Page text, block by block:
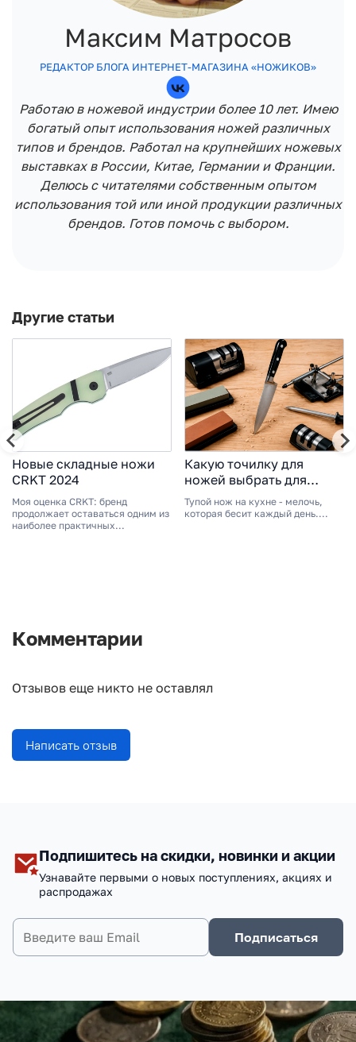
Максим Матросов
РЕДАКТОР БЛОГА ИНТЕРНЕТ-МАГАЗИНА «НОЖИКОВ»
Работаю в ножевой индустрии более 10 лет. Имею
богатый опыт использования ножей различных
типов и брендов. Работал на крупнейших ножевых
выставках в России, Китае, Германии и Франции.
Делюсь с читателями собственным опытом
использования той или иной продукции различных
брендов. Готов помочь с выбором.
Другие статьи
Новые складные ножи
CRKT 2024
Моя оценка CRKT: бренд
продолжает оставаться одним из
наиболее практичных...
Какую точилку для
ножей выбрать для
дома?
Тупой нож на кухне - мелочь,
которая бесит каждый день....
Комментарии
Отзывов еще никто не оставлял
Написать отзыв
Подпишитесь на скидки, новинки и акции
Узнавайте первыми о новых поступлениях, акциях и
распродажах
Подписаться